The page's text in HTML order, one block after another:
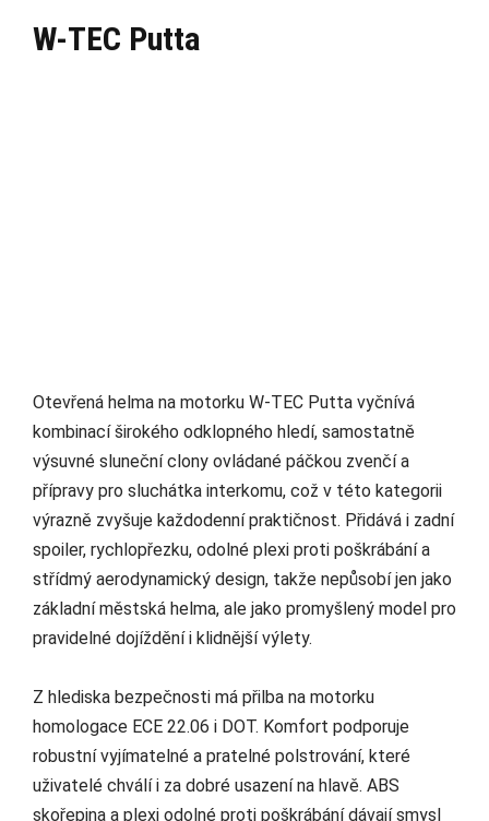
W-TEC Putta
Otevřená helma na motorku W-TEC Putta vyčnívá
kombinací širokého odklopného hledí, samostatně
výsuvné sluneční clony ovládané páčkou zvenčí a
přípravy pro sluchátka interkomu, což v této kategorii
výrazně zvyšuje každodenní praktičnost. Přidává i zadní
spoiler, rychlopřezku, odolné plexi proti poškrábání a
střídmý aerodynamický design, takže nepůsobí jen jako
základní městská helma, ale jako promyšlený model pro
pravidelné dojíždění i klidnější výlety.
Z hlediska bezpečnosti má přilba na motorku
homologace ECE 22.06 i DOT. Komfort podporuje
robustní vyjímatelné a pratelné polstrování, které
uživatelé chválí i za dobré usazení na hlavě. ABS
skořepina a plexi odolné proti poškrábání dávají smysl